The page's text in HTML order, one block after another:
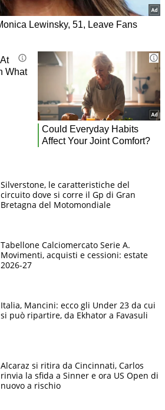
Silverstone, le caratteristiche del
circuito dove si corre il Gp di Gran
Bretagna del Motomondiale
Tabellone Calciomercato Serie A.
Movimenti, acquisti e cessioni: estate
2026-27
Italia, Mancini: ecco gli Under 23 da cui
si può ripartire, da Ekhator a Favasuli
Alcaraz si ritira da Cincinnati, Carlos
rinvia la sfida a Sinner e ora US Open di
nuovo a rischio